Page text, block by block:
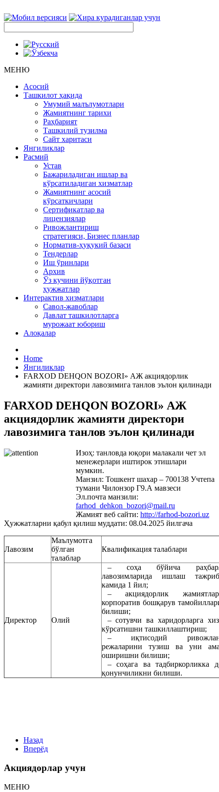
МЕНЮ
Асосий
Ташкилот ҳақида
Умумий малълумотлари
Жамиятнинг тарихи
Раҳбарият
Ташкилий тузилма
Сайт харитаси
Янгиликлар
Расмий
Устав
Бажариладиган ишлар ва
кўрсатиладиган хизматлар
Жамиятнинг асосий
кўрсаткичлари
Сертификатлар ва
лицензиялар
Ривожлантириш
стратегияси, Бизнес планлар
Норматив-ҳуқукий базаси
Тендерлар
Иш ўринлари
Архив
Ўз кучини йўқотган
ҳужжатлар
Интерактив хизматлари
Савол-жавоблар
Давлат ташкилотларга
мурожаат юбориш
Алоқалар
Home
Янгиликлар
FARXOD DEHQON BOZORI» АЖ акциядорлик
жамияти директори лавозимига танлов эълон қилинади
FARXOD DEHQON BOZORI» АЖ
акциядорлик жамияти директори
лавозимига танлов эълон қилинади
Изоҳ: танловда юқори малакали чет эл
менежерлари иштирок этишлари
мумкин.
Манзил: Тошкент шахар – 700138 Учтепа
тумани Чилонзор Г9.А мавзеси
Эл.почта манзили:
farhod_dehkon_bozori@mail.ru
Жамият веб сайти: http://farhod-bozori.uz
Ҳужжатларни қабул қилиш муддати: 08.04.2025 йилгача
Лавозим
Маълумотга
бўлган
талаблар
Квалификация талаблари
Директор Олий
–
соҳа бўйича
лавозимларида ишлаш
камида 1 йил;
–
акциядорлик
корпоратив бошқарув
билиши;
– сотувчи ва харидорларга
кўрсатишни ташкиллаштириш;
–
иқтисодий
режаларини тузиш ва уни
оширишни билиши;
– соҳага ва тадбиркорликка
қонунчиликни билиши.
Назад
Вперёд
Акциядорлар учун
МЕНЮ